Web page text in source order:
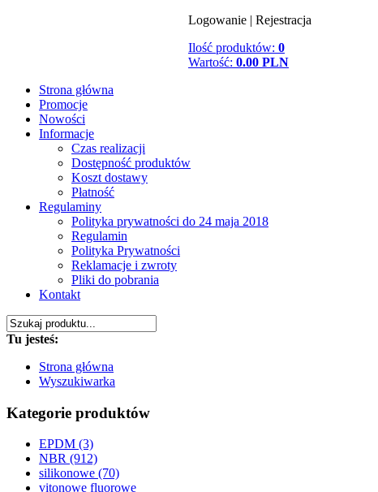
Logowanie | Rejestracja
Ilość produktów: 0
Wartość: 0.00 PLN
Strona główna
Promocje
Nowości
Informacje
Czas realizacji
Dostępność produktów
Koszt dostawy
Płatność
Regulaminy
Polityka prywatności do 24 maja 2018
Regulamin
Polityka Prywatności
Reklamacje i zwroty
Pliki do pobrania
Kontakt
Tu jesteś:
Strona główna
Wyszukiwarka
Kategorie produktów
EPDM (3)
NBR (912)
silikonowe (70)
vitonowe fluorowe